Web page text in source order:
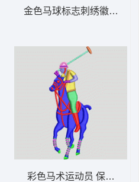
罗 骑马 polo 男
男
金色马球标志刺绣徽章 保
彩色马术运动员 保罗 骑马